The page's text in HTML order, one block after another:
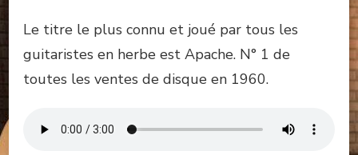
Le titre le plus connu et joué par tous les
guitaristes en herbe est Apache. N° 1 de
toutes les ventes de disque en 1960.